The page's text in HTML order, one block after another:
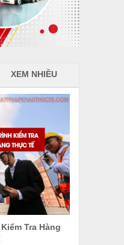
XEM NHIỀU
Tra Hàng